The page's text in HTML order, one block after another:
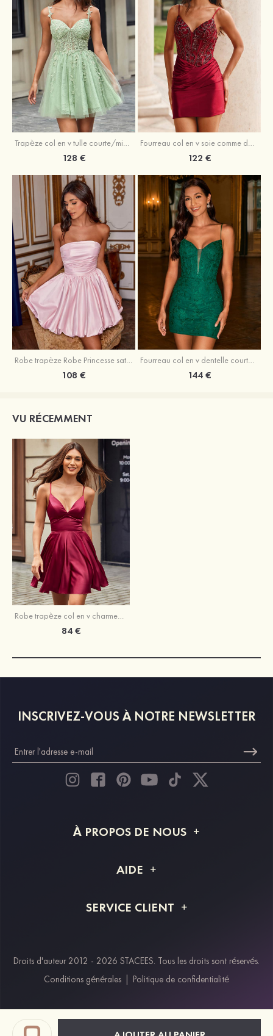
Trapèze col en v tulle courte/mini robe de fête de la rentrée avec perles
128 €
Fourreau col en v soie comme du satin courte/mini robe de fête de la rentrée avec paillettes
122 €
Robe trapèze Robe Princesse satin sans manches courte/mini robe de fête de la rentrée
108 €
Fourreau col en v dentelle courte/mini robe de fête de la rentré avec perles
144 €
VU RÉCEMMENT
Robe trapèze col en v charmeuse courte/mini robe de fête de la rentrée
84 €
INSCRIVEZ-VOUS À NOTRE NEWSLETTER
À PROPOS DE NOUS
Livraison
AIDE
Retour et remboursement
SERVICE CLIENT
Modes de paiement
Klarna
Paypal
Droits d'auteur 2012 - 2026 STACEES. Tous les droits sont réservés.
Conditions générales
Politique de confidentialité